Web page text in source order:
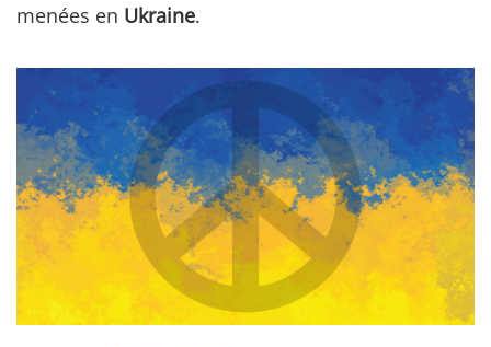
menées en Ukraine.